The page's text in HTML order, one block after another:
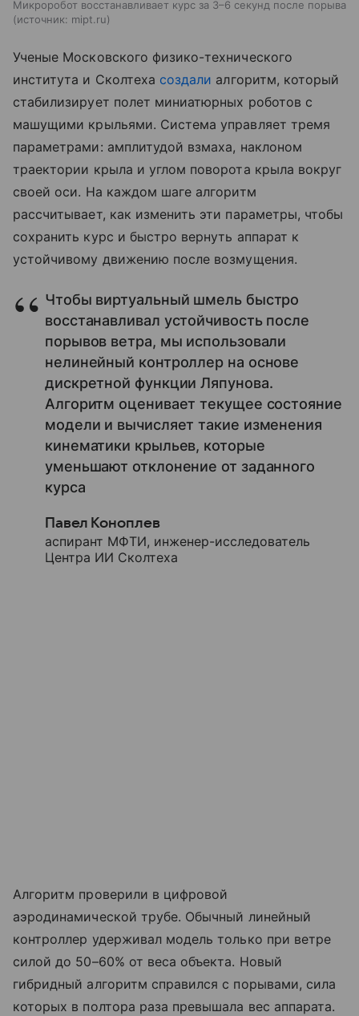
Микроробот восстанавливает курс за 3–6 секунд после порыва
источник: mipt.ru
Ученые Московского физико-технического
института и Сколтеха создали алгоритм, который
стабилизирует полет миниатюрных роботов с
машущими крыльями. Система управляет тремя
параметрами: амплитудой взмаха, наклоном
траектории крыла и углом поворота крыла вокруг
своей оси. На каждом шаге алгоритм
рассчитывает, как изменить эти параметры, чтобы
сохранить курс и быстро вернуть аппарат к
устойчивому движению после возмущения.
Чтобы виртуальный шмель быстро
восстанавливал устойчивость после
порывов ветра, мы использовали
нелинейный контроллер на основе
дискретной функции Ляпунова.
Алгоритм оценивает текущее состояние
модели и вычисляет такие изменения
кинематики крыльев, которые
уменьшают отклонение от заданного
курса
Павел Коноплев
аспирант МФТИ, инженер-исследователь
Центра ИИ Сколтеха
Алгоритм проверили в цифровой
аэродинамической трубе. Обычный линейный
контроллер удерживал модель только при ветре
силой до 50–60% от веса объекта. Новый
гибридный алгоритм справился с порывами, сила
которых в полтора раза превышала вес аппарата.